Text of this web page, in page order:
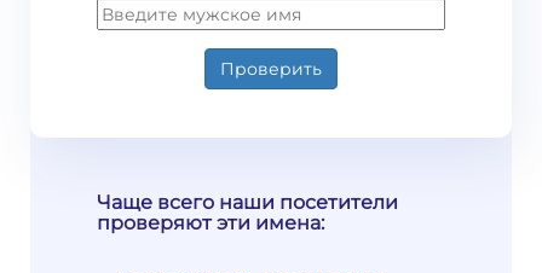
Проверить
Чаще всего наши посетители
проверяют эти имена: